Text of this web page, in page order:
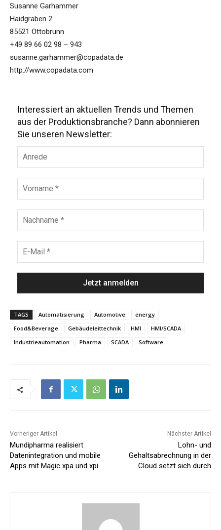
Susanne Garhammer
Haidgraben 2
85521 Ottobrunn
+49 89 66 02 98 – 943
susanne.garhammer@copadata.de
http://www.copadata.com
Interessiert an aktuellen Trends und Themen
aus der Produktionsbranche? Dann abonnieren
Sie unseren Newsletter:
TAGS Automatisierung Automotive
energy
Food&Beverage
Gebäudeleittechnik HMI
HMI/SCADA
Industrieautomation
Pharma SCADA Software
Vorheriger Artikel
Mundipharma realisiert
Datenintegration und mobile
Apps mit Magic xpa und xpi
Nächster Artikel
Lohn- und
Gehaltsabrechnung in der
Cloud setzt sich durch